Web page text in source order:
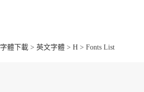
字體下載 > 英文字體 > H > Fonts List